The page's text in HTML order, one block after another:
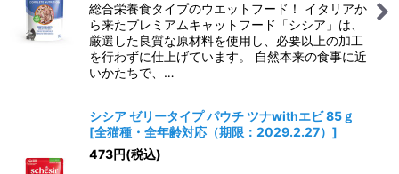
総合栄養食タイプのウエットフード！ イタリアか
ら来たプレミアムキャットフード「シシア」は、
厳選した良質な原材料を使用し、必要以上の加工
を行わずに仕上げています。 自然本来の食事に近
いかたちで、…
シシア ゼリータイプ パウチ ツナwithエビ 85ｇ
[全猫種・全年齢対応（期限：2029.2.27） ]
473円(税込)